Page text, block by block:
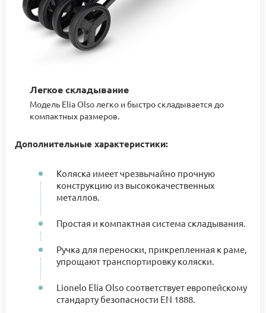
Легкое складывание
Модель Elia Olso легко и быстро складывается до
компактных размеров.
Дополнительные характеристики:
Коляска имеет чрезвычайно прочную
конструкцию из высококачественных
металлов.
Простая и компактная система складывания.
Ручка для переноски, прикрепленная к раме,
упрощают транспортировку коляски.
Lionelo Elia Olso соответствует европейскому
стандарту безопасности EN 1888.